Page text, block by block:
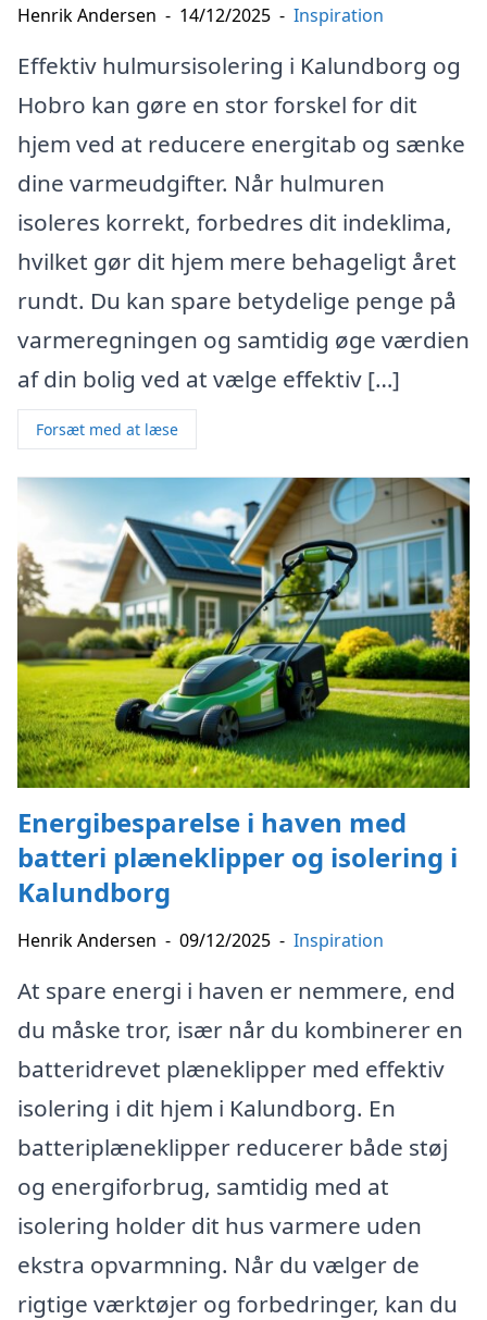
Henrik Andersen - 14/12/2025 - Inspiration
Effektiv hulmursisolering i Kalundborg og
Hobro kan gøre en stor forskel for dit
hjem ved at reducere energitab og sænke
dine varmeudgifter. Når hulmuren
isoleres korrekt, forbedres dit indeklima,
hvilket gør dit hjem mere behageligt året
rundt. Du kan spare betydelige penge på
varmeregningen og samtidig øge værdien
af din bolig ved at vælge effektiv […]
Forsæt med at læse
Energibesparelse i haven med
batteri plæneklipper og isolering i
Kalundborg
Henrik Andersen - 09/12/2025 - Inspiration
At spare energi i haven er nemmere, end
du måske tror, især når du kombinerer en
batteridrevet plæneklipper med effektiv
isolering i dit hjem i Kalundborg. En
batteriplæneklipper reducerer både støj
og energiforbrug, samtidig med at
isolering holder dit hus varmere uden
ekstra opvarmning. Når du vælger de
rigtige værktøjer og forbedringer, kan du